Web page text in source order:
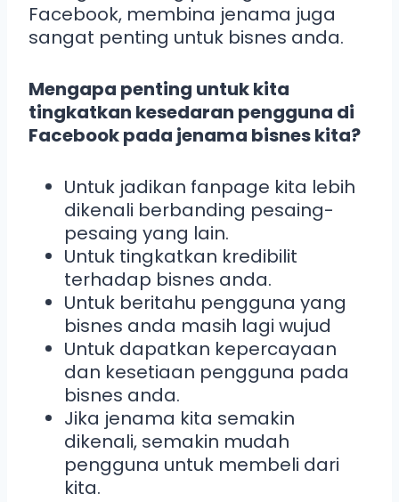
Facebook, membina jenama juga
sangat penting untuk bisnes anda.
Mengapa penting untuk kita
tingkatkan kesedaran pengguna di
Facebook pada jenama bisnes kita?
Untuk jadikan fanpage kita lebih
dikenali berbanding pesaing-
pesaing yang lain.
Untuk tingkatkan kredibilit
terhadap bisnes anda.
Untuk beritahu pengguna yang
bisnes anda masih lagi wujud
Untuk dapatkan kepercayaan
dan kesetiaan pengguna pada
bisnes anda.
Jika jenama kita semakin
dikenali, semakin mudah
pengguna untuk membeli dari
kita.